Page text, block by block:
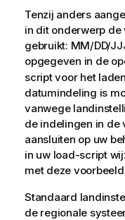
Tenzij anders
in dit onderwerp
gebruikt: MM/DD/
opgegeven in de
script voor het
datumindeling is
vanwege
de indelingen in de
aansluiten op uw
in uw load-script
met deze
Standaard
de regionale